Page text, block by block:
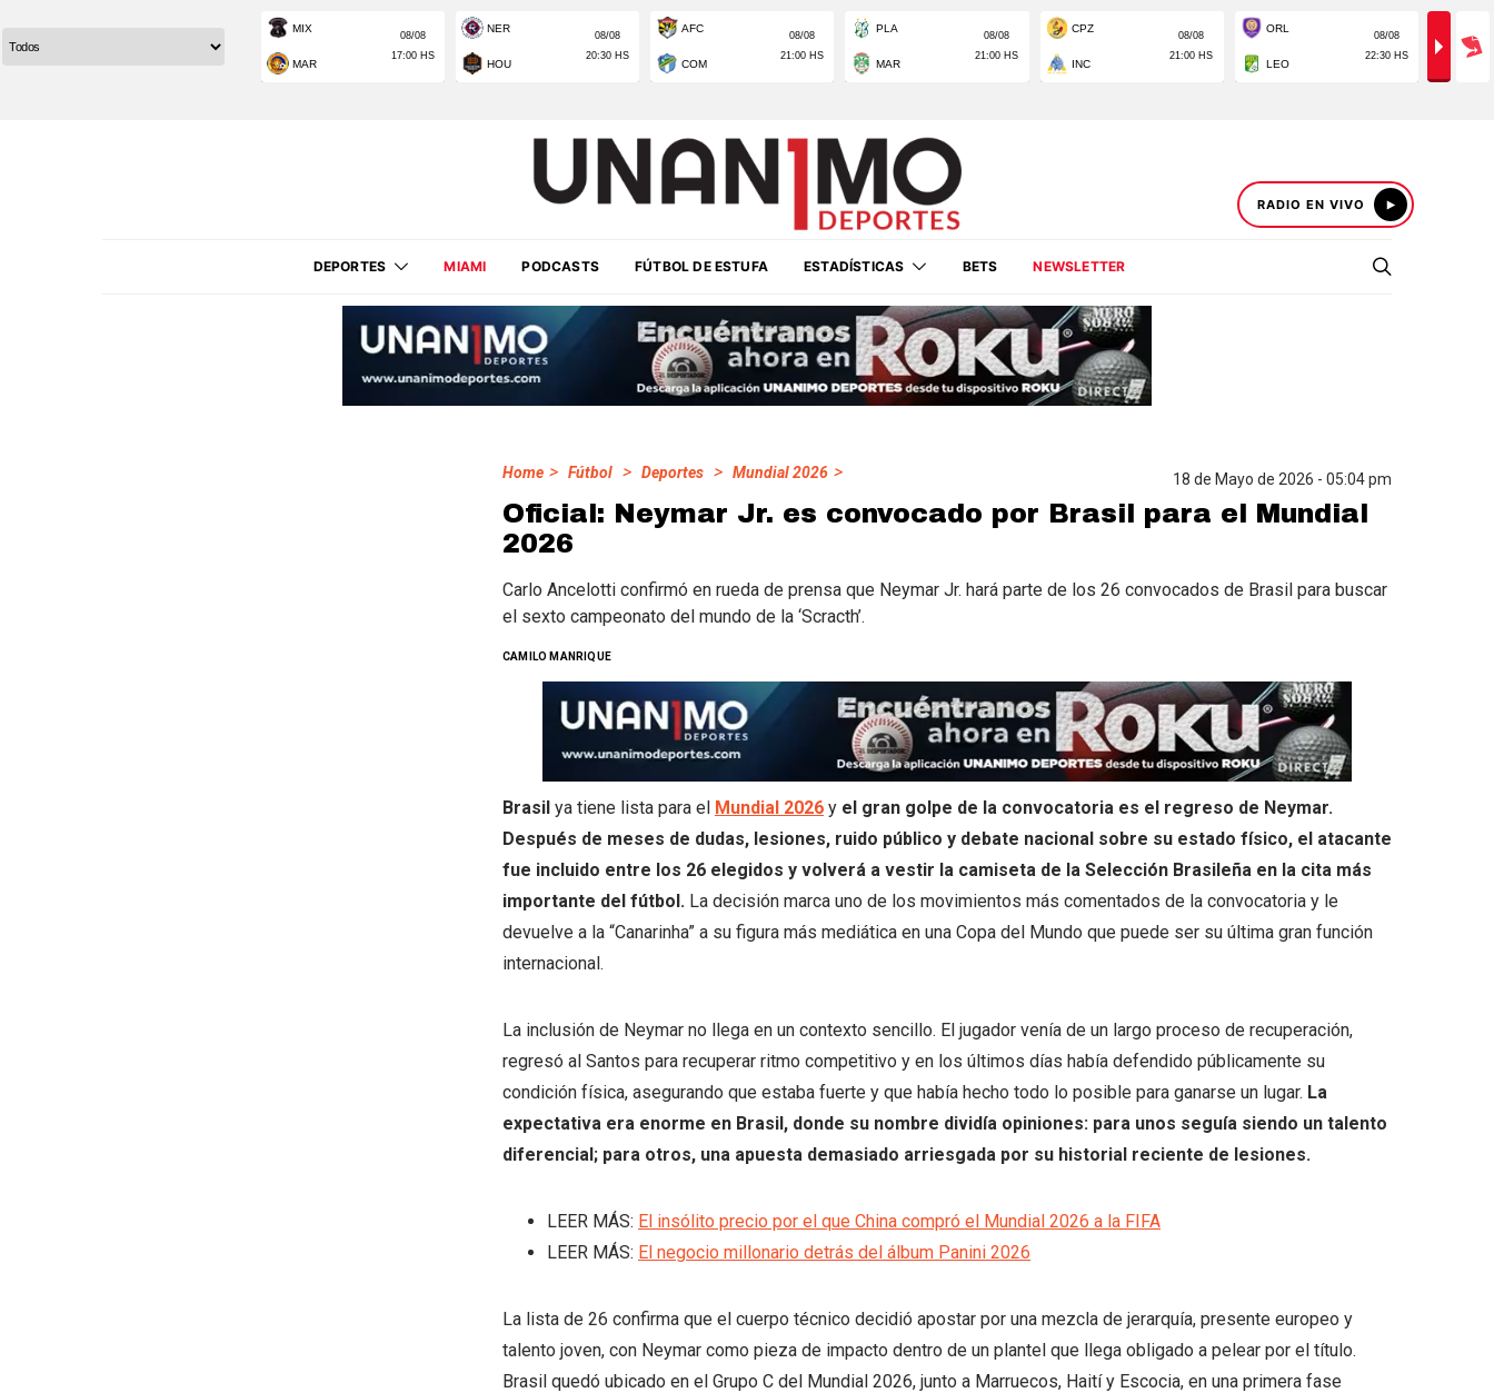
RADIO EN VIVO
DEPORTES MIAMI PODCASTS FÚTBOL DE ESTUFA ESTADÍSTICAS BETS NEWSLETTER
Home > Fútbol > Deportes > Mundial 2026 > 18 de Mayo de 2026 - 05:04 pm
Oficial: Neymar Jr. es convocado por Brasil para el Mundial
2026
Carlo Ancelotti confirmó en rueda de prensa que Neymar Jr. hará parte de los 26 convocados de Brasil para buscar
el sexto campeonato del mundo de la ‘Scracth’.
CAMILO MANRIQUE
Brasil ya tiene lista para el Mundial 2026 y el gran golpe de la convocatoria es el regreso de Neymar.
Después de meses de dudas, lesiones, ruido público y debate nacional sobre su estado físico, el atacante
fue incluido entre los 26 elegidos y volverá a vestir la camiseta de la Selección Brasileña en la cita más
importante del fútbol. La decisión marca uno de los movimientos más comentados de la convocatoria y le
devuelve a la “Canarinha” a su figura más mediática en una Copa del Mundo que puede ser su última gran función
internacional.
La inclusión de Neymar no llega en un contexto sencillo. El jugador venía de un largo proceso de recuperación,
regresó al Santos para recuperar ritmo competitivo y en los últimos días había defendido públicamente su
condición física, asegurando que estaba fuerte y que había hecho todo lo posible para ganarse un lugar. La
expectativa era enorme en Brasil, donde su nombre dividía opiniones: para unos seguía siendo un talento
diferencial; para otros, una apuesta demasiado arriesgada por su historial reciente de lesiones.
LEER MÁS: El insólito precio por el que China compró el Mundial 2026 a la FIFA
LEER MÁS: El negocio millonario detrás del álbum Panini 2026
La lista de 26 confirma que el cuerpo técnico decidió apostar por una mezcla de jerarquía, presente europeo y
talento joven, con Neymar como pieza de impacto dentro de un plantel que llega obligado a pelear por el título.
Brasil quedó ubicado en el Grupo C del Mundial 2026, junto a Marruecos, Haití y Escocia, en una primera fase